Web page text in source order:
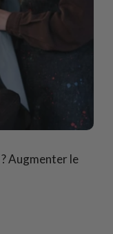
Augmenter le